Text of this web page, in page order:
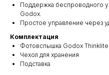
Поддержка беспроводного
Godox.
Простое управление через
Комплектация
Фотовспышка Godox Thinklite
Чехол для хранения
Подставка